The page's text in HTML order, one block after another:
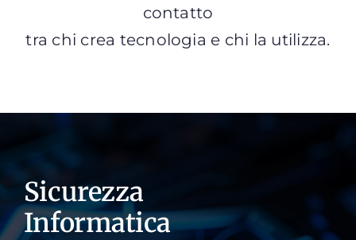
contatto
tra chi crea tecnologia e chi la utilizza.
Sicurezza
Informatica